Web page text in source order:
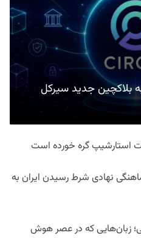
بلاکچین جدید سیرکل
استارشیپ گره خورده است
نهادی شرط رسیدن ایران به
زبان‌هایی که در عصر هوش